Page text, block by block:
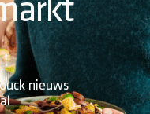
nieuws